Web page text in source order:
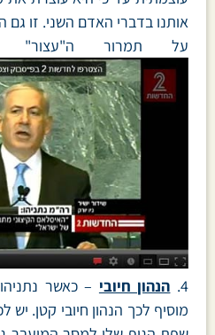
אותנו בדברי האדם השני. זו
על תמרור ה"עצור"
4. הנהון חיובי – כאשר
מוסיף לכך הנהון חיובי קטן.